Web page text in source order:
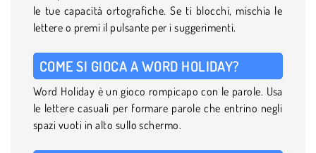
le tue capacità ortografiche. Se ti blocchi, mischia le
lettere o premi il pulsante per i suggerimenti.
COME SI GIOCA A WORD HOLIDAY?
Word Holiday è un gioco rompicapo con le parole. Usa
le lettere casuali per formare parole che entrino negli
spazi vuoti in alto sullo schermo.